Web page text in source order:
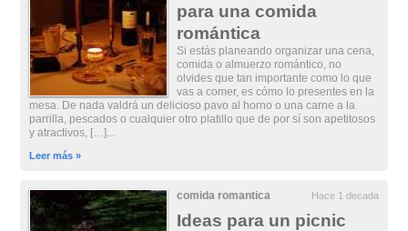
para una comida
romántica
Si estás planeando organizar una cena,
comida o almuerzo romántico, no
olvides que tan importante como lo que
vas a comer, es cómo lo presentes en la
mesa. De nada valdrá un delicioso pavo al horno o una carne a la
parrilla, pescados o cualquier otro platillo que de por sí son apetitosos
y atractivos, […]...
Leer más »
comida romantica Hace 1 decada
Ideas para un picnic